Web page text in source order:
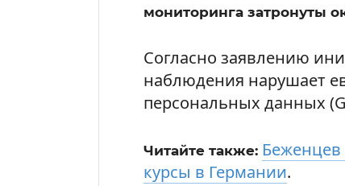
мониторинга затронуты
Согласно заявлению
наблюдения нарушает
персональных данных
Читайте также:
курсы в Германии.